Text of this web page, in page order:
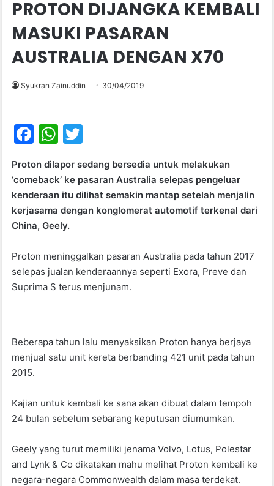
PROTON DIJANGKA KEMBALI
MASUKI PASARAN
AUSTRALIA DENGAN X70
Syukran Zainuddin 30/04/2019
F
c
e
b
o
o
k
W
at
s
A
p
p
itt
er
Proton dilapor sedang bersedia untuk melakukan
‘comeback’ ke pasaran Australia selepas pengeluar
kenderaan itu dilihat semakin mantap setelah menjalin
kerjasama dengan konglomerat automotif terkenal dari
China, Geely.
Proton meninggalkan pasaran Australia pada tahun 2017
selepas jualan kenderaannya seperti Exora, Preve dan
Suprima S terus menjunam.
Beberapa tahun lalu menyaksikan Proton hanya berjaya
menjual satu unit kereta berbanding 421 unit pada tahun
2015.
Kajian untuk kembali ke sana akan dibuat dalam tempoh
24 bulan sebelum sebarang keputusan diumumkan.
Geely yang turut memiliki jenama Volvo, Lotus, Polestar
and Lynk & Co dikatakan mahu melihat Proton kembali ke
negara-negara Commonwealth dalam masa terdekat.